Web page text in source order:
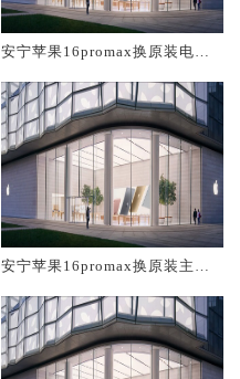
安宁苹果16promax换原装电池
安宁苹果16promax换原装主板